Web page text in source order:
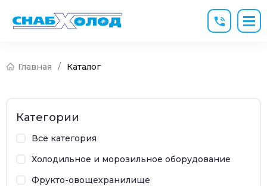
Главная / Каталог
Категории
Все категория
Холодильное и морозильное оборудование
Фрукто-овощехранилище